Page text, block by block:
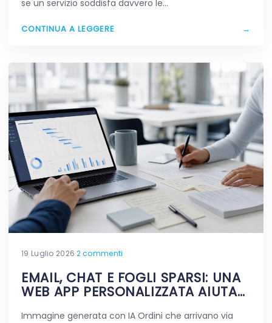
se un servizio soddisfa davvero le…
CONTINUA A LEGGERE →
19 Luglio 2026·2 commenti
EMAIL, CHAT E FOGLI SPARSI: UNA
WEB APP PERSONALIZZATA AIUTA
Immagine generata con IA Ordini che arrivano via